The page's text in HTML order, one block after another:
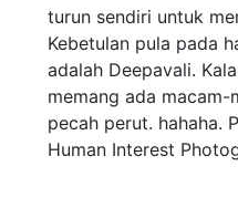
turun sendiri untuk
Kebetulan pula pada
adalah Deepavali.
memang ada macam-
pecah perut. hahaha.
Human Interest